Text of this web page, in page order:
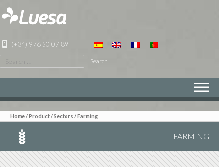
(+34) 976 50 07 89
|
for:
TO
Home /Product / Sectors / Farming
FARMING